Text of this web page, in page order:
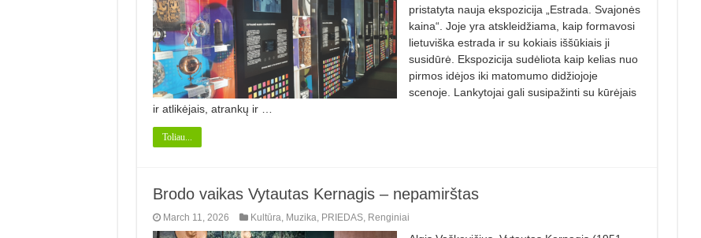
pristatyta nauja ekspozicija „Estrada. Svajonės
kaina“. Joje yra atskleidžiama, kaip formavosi
lietuviška estrada ir su kokiais iššūkiais ji
susidūrė. Ekspozicija sudėliota kaip kelias nuo
pirmos idėjos iki matomumo didžiojoje
scenoje. Lankytojai gali susipažinti su kūrėjais
ir atlikėjais, atrankų ir …
Toliau...
Brodo vaikas Vytautas Kernagis – nepamirštas
March 11, 2026 Kultūra Muzika PRIEDAS, Renginiai